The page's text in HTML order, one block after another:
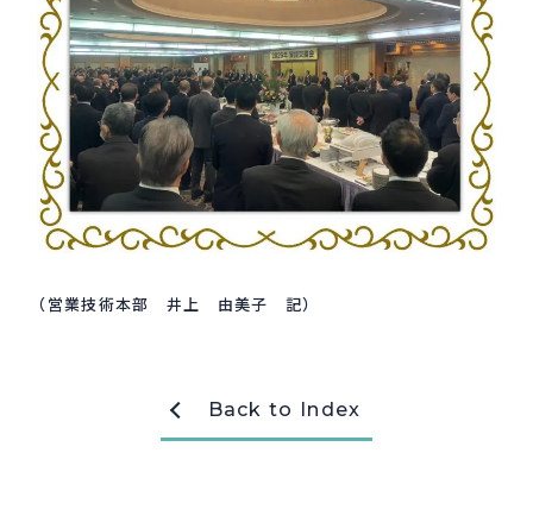
お問い合わせ
webカタログ
（営業技術本部 井上 由美子 記）
Back to Index